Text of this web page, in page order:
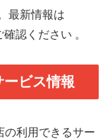
最新情報は
認ください 。
ビス情報
の利用できるサー